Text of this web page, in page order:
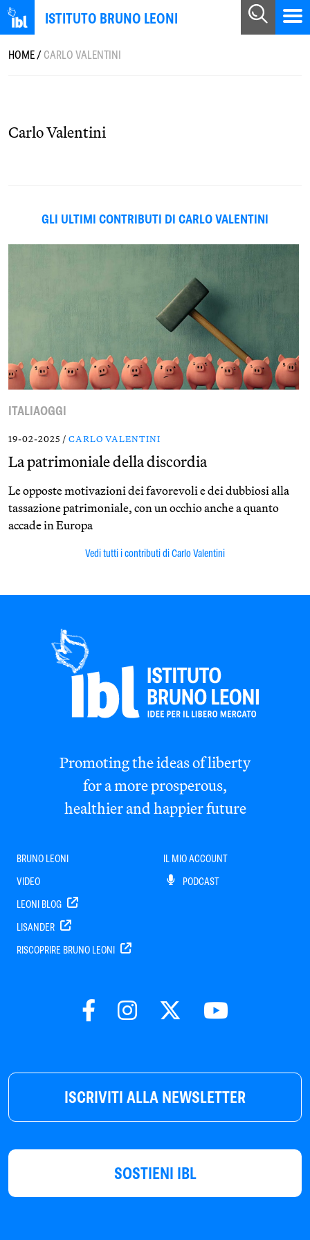
ISTITUTO BRUNO LEONI
HOME/CARLO VALENTINI
Carlo Valentini
GLI ULTIMI CONTRIBUTI DI CARLO VALENTINI
ITALIAOGGI
19-02-2025 / CARLO VALENTINI
La patrimoniale della discordia
Le opposte motivazioni dei favorevoli e dei dubbiosi alla
tassazione patrimoniale, con un occhio anche a quanto
accade in Europa
Vedi tutti i contributi di Carlo Valentini
ISCRIVITI ALLA NEWSLETTER
SOSTIENI IBL
Promoting the ideas of liberty
for a more prosperous,
healthier and happier future
BRUNO LEONI
VIDEO
LEONI BLOG
LISANDER
RISCOPRIRE BRUNO LEONI
IL MIO ACCOUNT
PODCAST